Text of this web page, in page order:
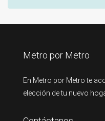
Metro por Metro
En Metro por Metro te
elección de tu nuevo